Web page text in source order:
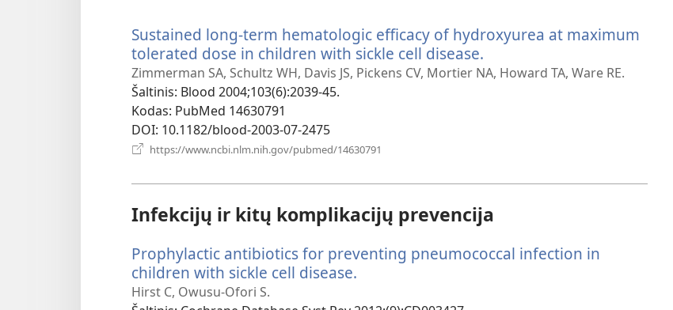
Sustained long-term hematologic efficacy of hydroxyurea at maximum
tolerated dose in children with sickle cell disease.
naujas
Zimmerman SA, Schultz WH, Davis JS, Pickens CV, Mortier NA, Howard TA, Ware RE.
Šaltinis‎: Blood 2004;103(6):2039-45.
Kodas‎: PubMed 14630791
DOI‎: 10.1182/blood-2003-07-2475
https://www.ncbi.nlm.nih.gov/pubmed/14630791
Infekcijų ir kitų komplikacijų prevencija
Prophylactic antibiotics for preventing pneumococcal infection in
children with sickle cell disease.
Hirst C, Owusu-Ofori S.